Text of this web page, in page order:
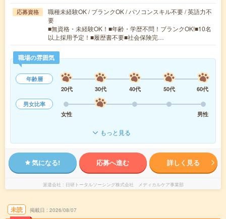
応募資格
職種未経験OK / ブランクOK / パソコンスキル不要 / 英語力不
要
■無資格・未経験OK！■年齢・学歴不問！ブランクOK!■10名
以上採用予定！■履歴書不要■社会保険完…
職場の雰囲気
年齢層
20代
30代 40代 50代
60代
男女比率
女性
男性
もっと見る
気になる! 応募へ進む 詳しく見る
派遣会社 日研トータルソーシング株式会社 メディカルケア事業部
未読 掲載日 2026/08/07